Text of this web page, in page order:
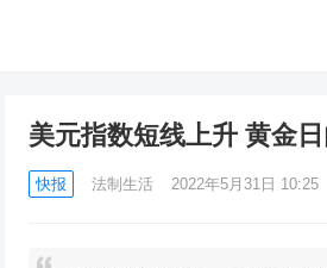
美元指数短线上升 黄金
快报 法制生活 2022年5月31日 10:25